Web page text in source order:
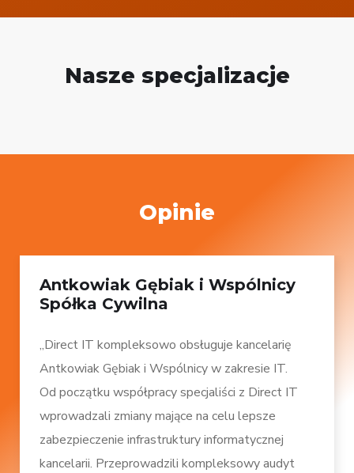
Nasze specjalizacje
Opinie
Antkowiak Gębiak i Wspólnicy
Spółka Cywilna
„Direct IT kompleksowo obsługuje kancelarię
Antkowiak Gębiak i Wspólnicy w zakresie IT.
Od początku współpracy specjaliści z Direct IT
wprowadzali zmiany mające na celu lepsze
zabezpieczenie infrastruktury informatycznej
kancelarii. Przeprowadzili kompleksowy audyt